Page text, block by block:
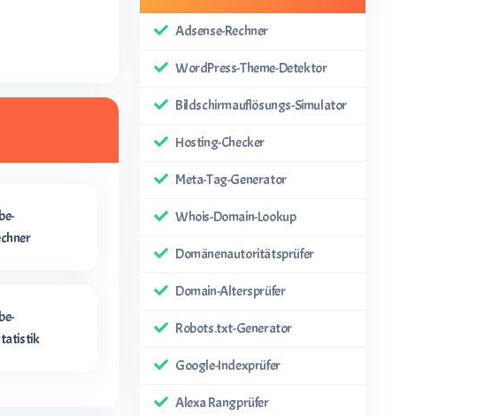
Adsense-Rechner
WordPress-Theme-Detektor
Bildschirmauflösungs-Simulator
Hosting-Checker
Meta-Tag-Generator
Whois-Domain-Lookup
Domänenautoritätsprüfer
Domain-Altersprüfer
Robots.txt-Generator
Google-Indexprüfer
Alexa Rangprüfer